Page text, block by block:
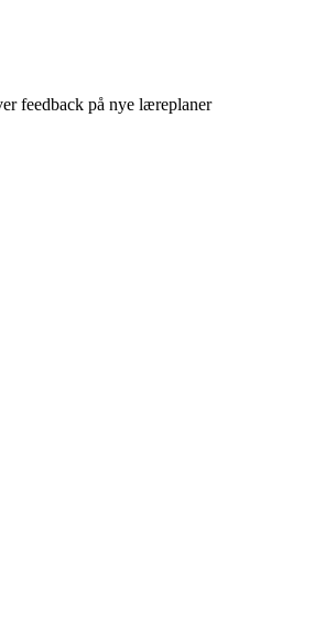
feedback på nye læreplaner